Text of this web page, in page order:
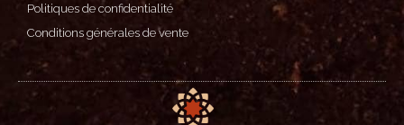
Politiques de confidentialité
Conditions générales de vente